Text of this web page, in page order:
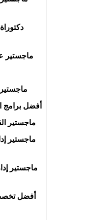
ماجستير
ماجستير
أفضل برامج
ماجستير
ماجستير
ماجستير
أفضل